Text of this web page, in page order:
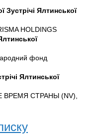
Зустрічі Ялтинської
HOLDINGS
фонд
Ялтинської
ВРЕМЯ СТРАНЫ (NV),